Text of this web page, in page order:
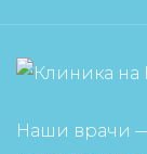
Наши врачи